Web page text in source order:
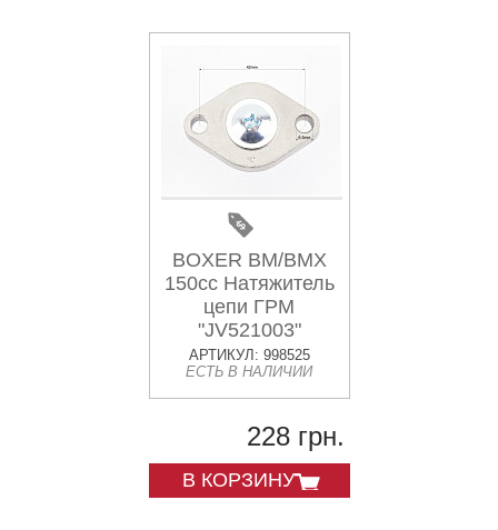
BOXER BM/BMX
150cc Натяжитель
цепи ГРМ
"JV521003"
АРТИКУЛ: 998525
ЕСТЬ В НАЛИЧИИ
228 грн.
В КОРЗИНУ